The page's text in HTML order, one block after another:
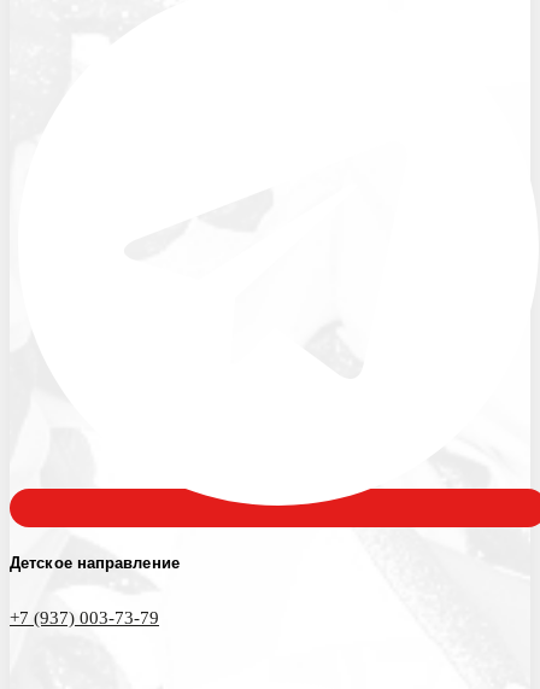
Детское направление
+7 (937) 003-73-79